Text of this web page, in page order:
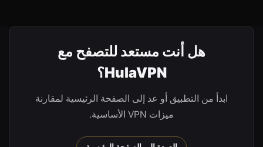
هل أنت مستعد للتصفح مع
HulaVPN؟
ابدأ من التطبيق أو عد إلى الصفحة الرئيسية لمقارنة
ميزات VPN الأساسية.